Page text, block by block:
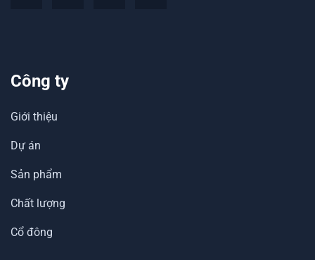
Công ty
Giới thiệu
Dự án
Sản phẩm
Chất lượng
Cổ đông